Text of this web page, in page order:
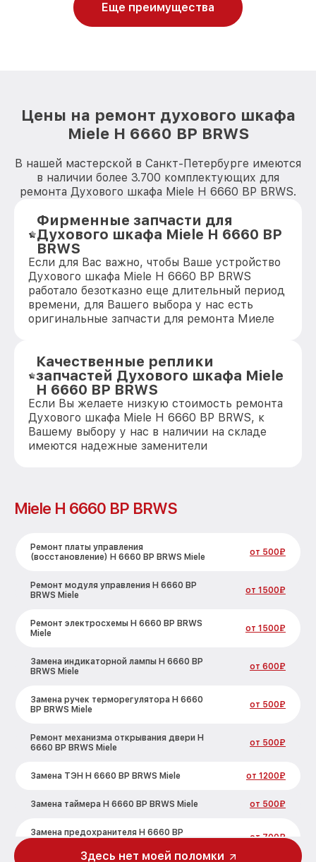
Еще преимущества
Цены на ремонт духового шкафа
Miele H 6660 BP BRWS
В нашей мастерской в Санкт-Петербурге имеются
в наличии более 3.700 комплектующих для
ремонта Духового шкафа Miele H 6660 BP BRWS.
Фирменные запчасти для
Духового шкафа Miele H 6660 BP
BRWS
Если для Вас важно, чтобы Ваше устройство
Духового шкафа Miele H 6660 BP BRWS
работало безотказно еще длительный период
времени, для Вашего выбора у нас есть
оригинальные запчасти для ремонта Миеле
Качественные реплики
запчастей Духового шкафа Miele
H 6660 BP BRWS
Если Вы желаете низкую стоимость ремонта
Духового шкафа Miele H 6660 BP BRWS, к
Вашему выбору у нас в наличии на складе
имеются надежные заменители
Miele H 6660 BP BRWS
Ремонт платы управления
(восстановление) H 6660 BP BRWS Miele
от 500₽
Ремонт модуля управления H 6660 BP
BRWS Miele
от 1500₽
Ремонт электросхемы H 6660 BP BRWS
Miele
от 1500₽
Замена индикаторной лампы H 6660 BP
BRWS Miele
от 600₽
Замена ручек терморегулятора H 6660
BP BRWS Miele
от 500₽
Ремонт механизма открывания двери H
6660 BP BRWS Miele
от 500₽
Замена ТЭН H 6660 BP BRWS Miele от 1200₽
Замена таймера H 6660 BP BRWS Miele от 500₽
Замена предохранителя H 6660 BP
от 700₽
Здесь нет моей поломки